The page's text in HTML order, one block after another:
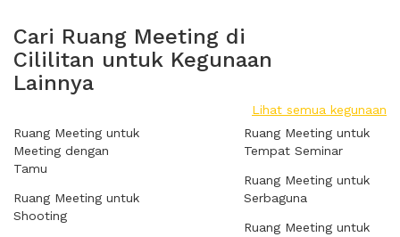
Cari Ruang Meeting di
Cililitan untuk Kegunaan
Lainnya
Lihat semua kegunaan
Ruang Meeting untuk
Meeting dengan
Tamu
Ruang Meeting untuk
Shooting
Ruang Meeting untuk
Tempat Seminar
Ruang Meeting untuk
Serbaguna
Ruang Meeting untuk